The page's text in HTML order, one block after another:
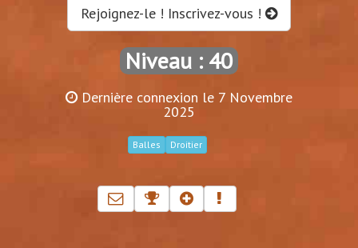
Rejoignez-le ! Inscrivez-vous !
Niveau : 40
Dernière connexion le 7 Novembre
2025
Balles Droitier